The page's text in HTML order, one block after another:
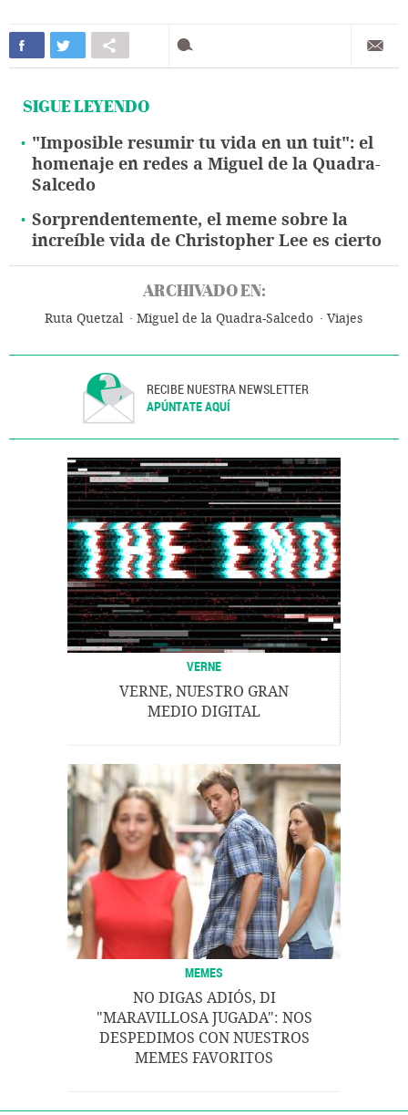
SIGUE LEYENDO
"Imposible resumir tu vida en un tuit": el
homenaje en redes a Miguel de la Quadra-
Salcedo
Sorprendentemente, el meme sobre la
increíble vida de Christopher Lee es cierto
ARCHIVADO EN:
Ruta Quetzal Miguel de la Quadra-Salcedo Viajes
RECIBE NUESTRA NEWSLETTER
APÚNTATE AQUÍ
VERNE
VERNE, NUESTRO GRAN
MEDIO DIGITAL
MEMES
NO DIGAS ADIÓS, DI
"MARAVILLOSA JUGADA": NOS
DESPEDIMOS CON NUESTROS
MEMES FAVORITOS